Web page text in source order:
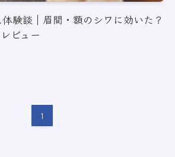
験談｜眉間・額のシワに効いた？
ビュー
1